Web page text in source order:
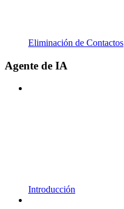
Eliminación de Contactos
Agente de IA
Introducción